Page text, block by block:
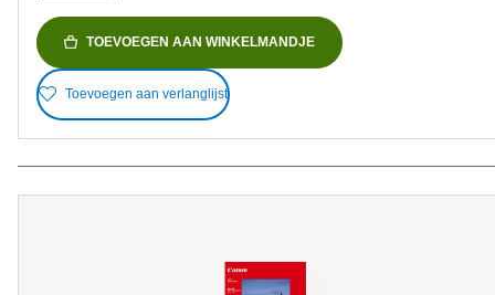
TOEVOEGEN AAN WINKELMANDJE
Toevoegen aan verlanglijst